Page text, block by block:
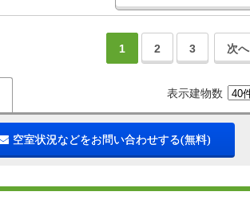
1 2 3 次へ
表示建物数
空室状況などをお問い合わせする(無料)